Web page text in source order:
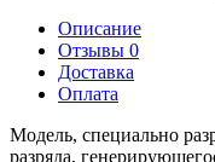
Описание
Отзывы 0
Доставка
Оплата
Модель, специально
разряда,